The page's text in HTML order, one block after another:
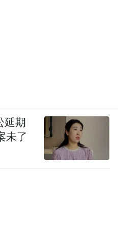
延期
未了